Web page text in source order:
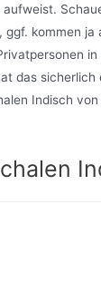
ggf. kommen ja
in
das sicherlich
Indisch